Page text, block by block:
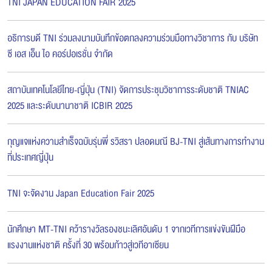
อธิการบดี TNI ร่วมลงนามบันทึกข้อตกลงความร่วมมือทางวิชาการ กับ บริษัท
ซี เอส เอ็น ไอ คอร์ปอเรชั่น จำกัด
สถาบันเทคโนโลยีไทย-ญี่ปุ่น (TNI) จัดการประชุมวิชาการระดับชาติ TNIAC
2025 และระดับนานาชาติ ICBIR 2025
กุญแจแห่งความสำเร็จฉบับรุ่นพี่ รวิสรา ปลอดมณี BJ-TNI สู่เส้นทางการทำงาน
ที่ประเทศญี่ปุ่น
TNI จะจัดงาน Japan Education Fair 2025
นักศึกษา MT-TNI คว้ารางวัลรองชนะเลิศอันดับ 1 จากเวทีการแข่งขันฝีมือ
แรงงานแห่งชาติ ครั้งที่ 30 พร้อมก้าวสู่เวทีอาเซียน